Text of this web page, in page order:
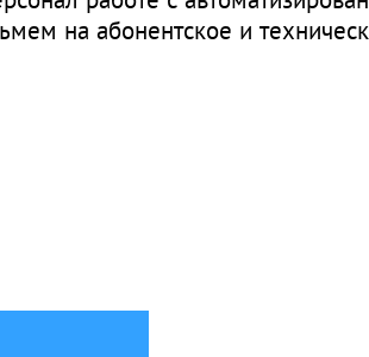
на абонентское и